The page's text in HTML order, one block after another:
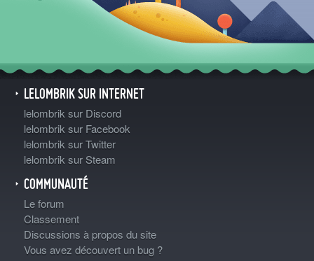
LELOMBRIK SUR INTERNET
lelombrik sur Discord
lelombrik sur Facebook
lelombrik sur Twitter
lelombrik sur Steam
COMMUNAUTÉ
Le forum
Classement
Discussions à propos du site
Vous avez découvert un bug ?